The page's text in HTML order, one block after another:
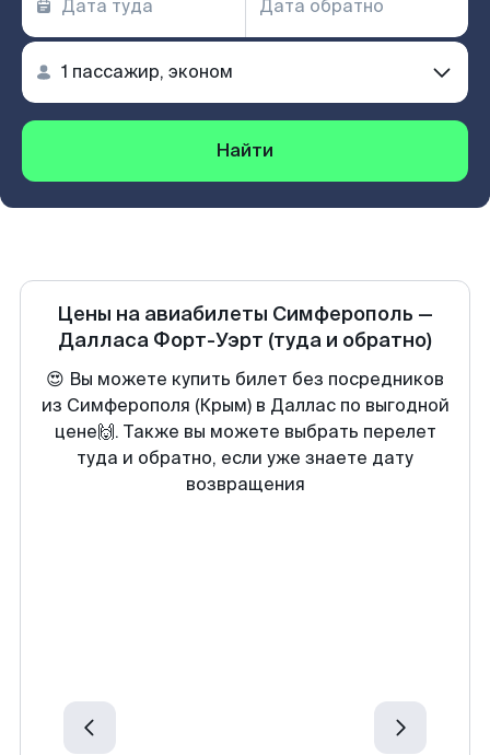
Найти
Цены на авиабилеты Симферополь —
Далласа Форт-Уэрт (туда и обратно)
😍 Вы можете купить билет без посредников
из Симферополя (Крым) в Даллас по выгодной
цене🙌. Также вы можете выбрать перелет
туда и обратно, если уже знаете дату
возвращения